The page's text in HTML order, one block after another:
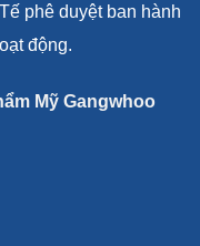
phê duyệt ban hành
động.
Mỹ Gangwhoo